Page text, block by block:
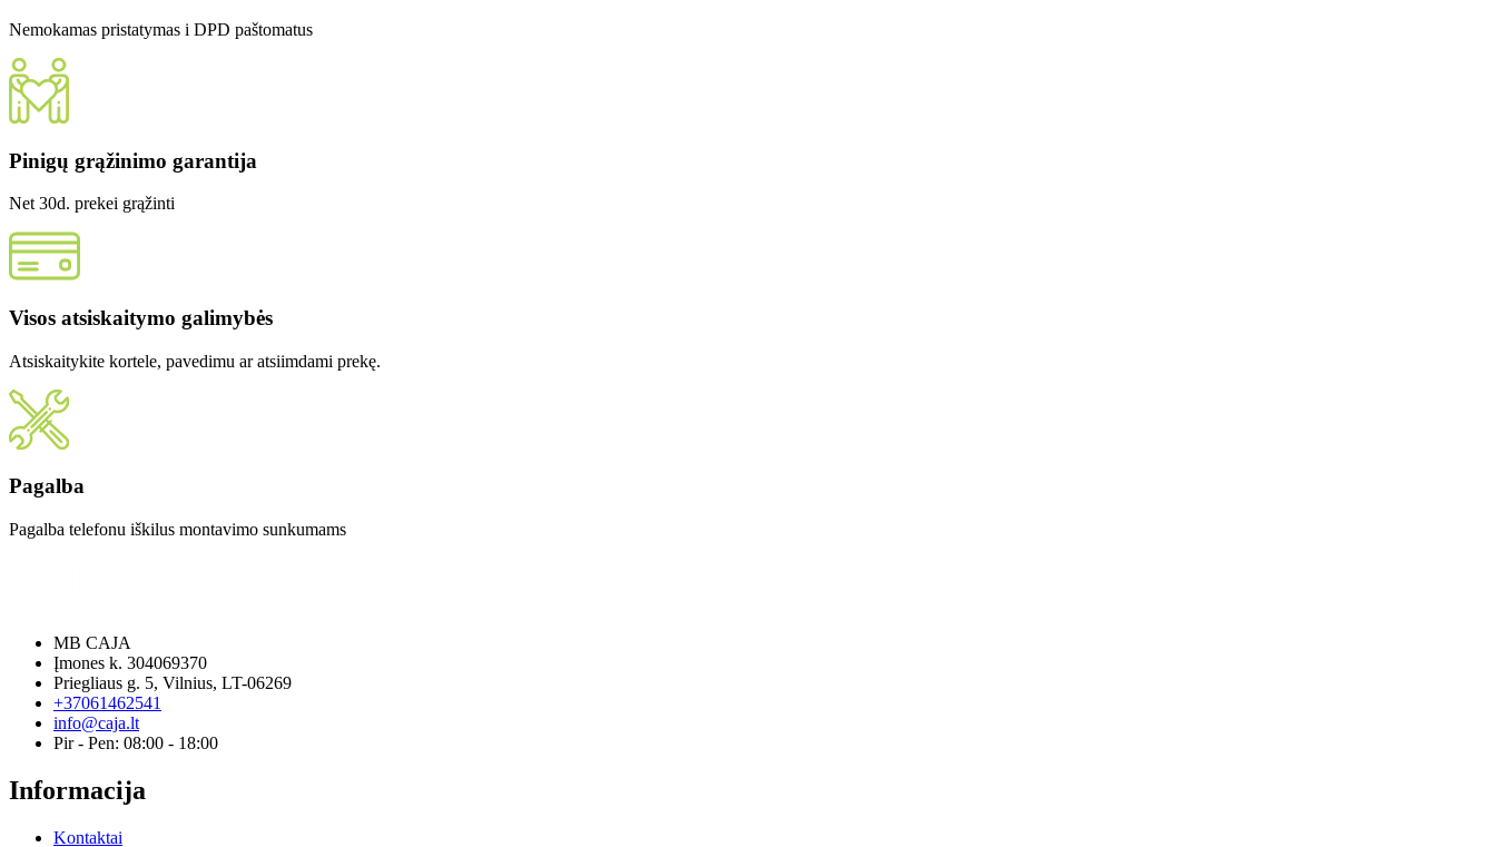
Nemokamas pristatymas i DPD paštomatus
Pinigų grąžinimo garantija
Net 30d. prekei grąžinti
Visos atsiskaitymo galimybės
Atsiskaitykite kortele, pavedimu ar atsiimdami prekę.
Pagalba
Pagalba telefonu iškilus montavimo sunkumams
MB CAJA
Įmones k. 304069370
Priegliaus g. 5, Vilnius, LT-06269
+37061462541
info@caja.lt
Pir - Pen: 08:00 - 18:00
Informacija
Kontaktai